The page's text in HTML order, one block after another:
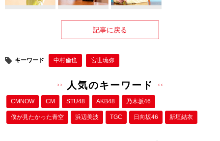
記事に戻る
キーワード 中村倫也 宮世琉弥
人気のキーワード
CMNOW CM STU48 AKB48 乃木坂46
僕が⾒たかった⻘空 浜辺美波 TGC 日向坂46 新垣結衣